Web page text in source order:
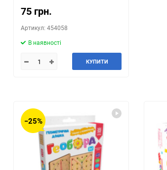
75 грн.
Артикул: 454058
В наявності
КУПИТИ
−25%